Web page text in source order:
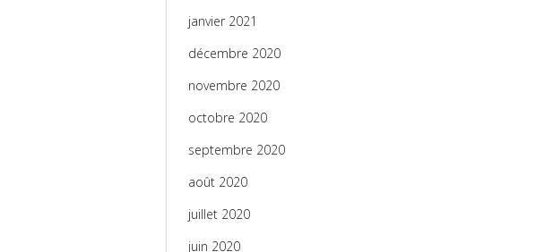
janvier 2021
décembre 2020
novembre 2020
octobre 2020
septembre 2020
août 2020
juillet 2020
juin 2020